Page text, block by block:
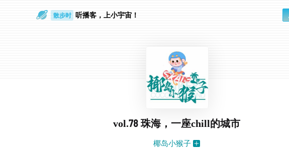
散步时 听播客，上小宇宙！
vol.78 珠海，一座chill的城市
椰岛小猴子